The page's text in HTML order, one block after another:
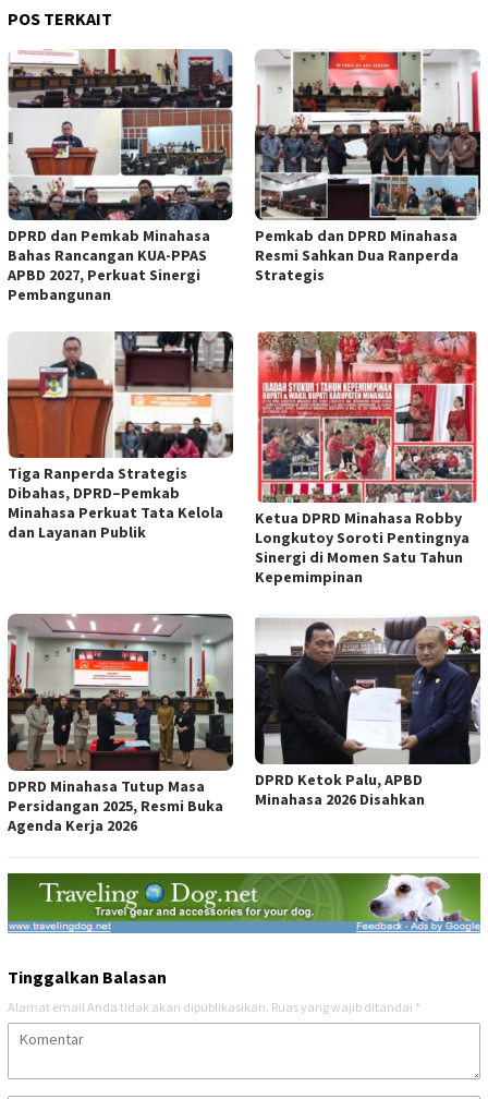
POS TERKAIT
DPRD dan Pemkab Minahasa
Bahas Rancangan KUA-PPAS
APBD 2027, Perkuat Sinergi
Pembangunan
Pemkab dan DPRD Minahasa
Resmi Sahkan Dua Ranperda
Strategis
Tiga Ranperda Strategis
Dibahas, DPRD–Pemkab
Minahasa Perkuat Tata Kelola
dan Layanan Publik
Ketua DPRD Minahasa Robby
Longkutoy Soroti Pentingnya
Sinergi di Momen Satu Tahun
Kepemimpinan
DPRD Minahasa Tutup Masa
Persidangan 2025, Resmi Buka
Agenda Kerja 2026
DPRD Ketok Palu, APBD
Minahasa 2026 Disahkan
Tinggalkan Balasan
Alamat email Anda tidak akan dipublikasikan. Ruas yang wajib ditandai *